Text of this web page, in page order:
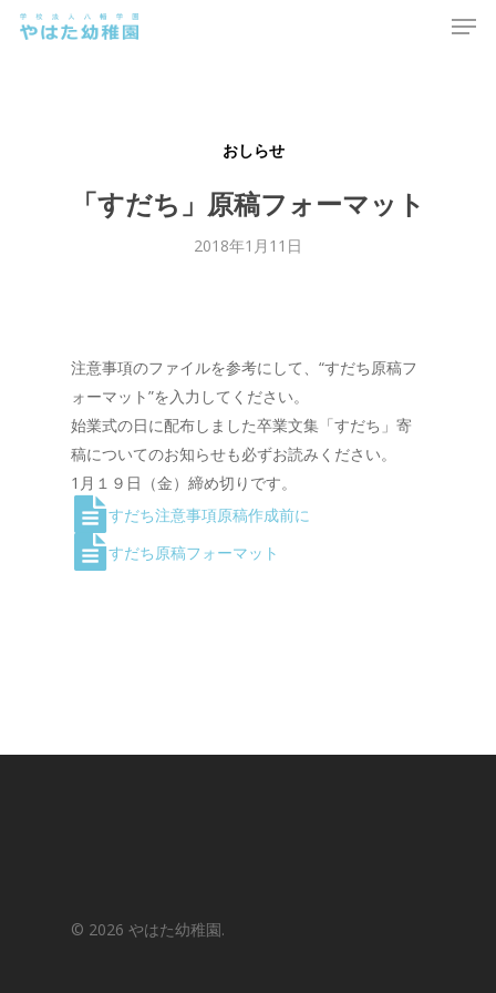
Skip
おしらせ
「すだち」原稿フォーマット
2018年1月11日
注意事項のファイルを参考にして、“すだち原稿フ
ォーマット”を入力してください。
始業式の日に配布しました卒業文集「すだち」寄
稿についてのお知らせも必ずお読みください。
1月１９日（金）締め切りです。
すだち注意事項原稿作成前に
すだち原稿フォーマット
© 2026 やはた幼稚園.